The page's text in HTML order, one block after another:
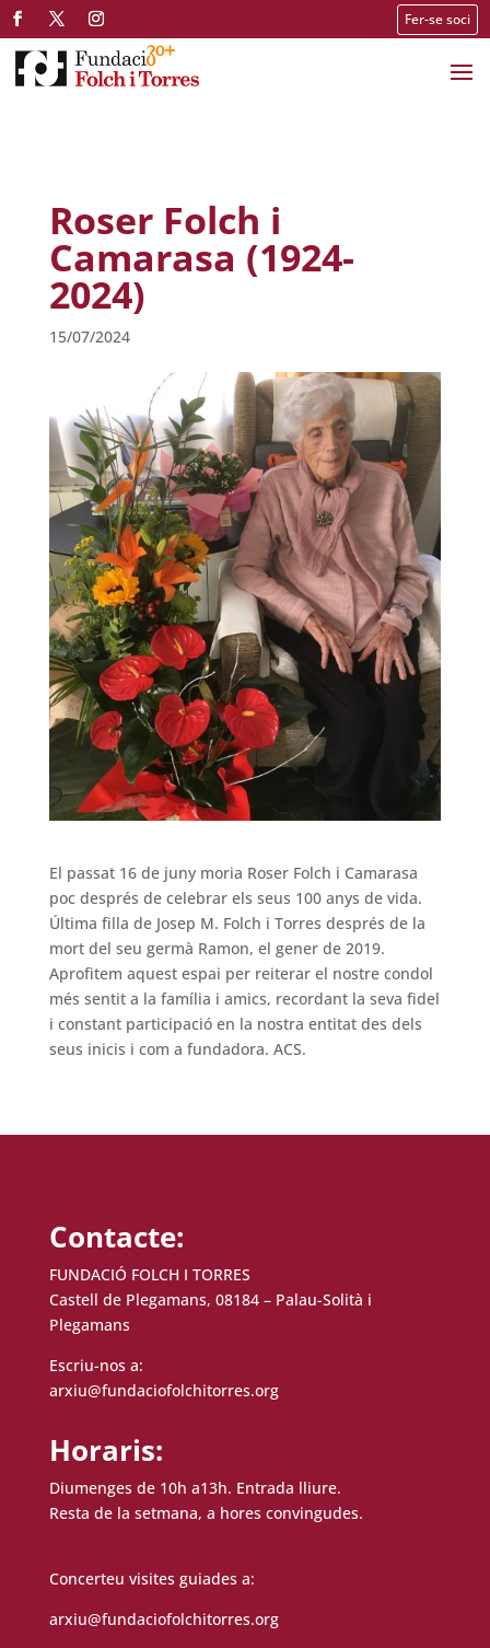
Fer-se soci
Roser Folch i
Camarasa (1924-
2024)
15/07/2024
El passat 16 de juny moria Roser Folch i Camarasa
poc després de celebrar els seus 100 anys de vida.
Última filla de Josep M. Folch i Torres després de la
mort del seu germà Ramon, el gener de 2019.
Aprofitem aquest espai per reiterar el nostre condol
més sentit a la família i amics, recordant la seva fidel
i constant participació en la nostra entitat des dels
seus inicis i com a fundadora. ACS.
Contacte:
FUNDACIÓ FOLCH I TORRES
Castell de Plegamans, 08184 – Palau-Solità i
Plegamans
Escriu-nos a:
arxiu@fundaciofolchitorres.org
Horaris:
Diumenges de 10h a13h. Entrada lliure.
Resta de la setmana, a hores convingudes.
Concerteu visites guiades a:
arxiu@fundaciofolchitorres.org